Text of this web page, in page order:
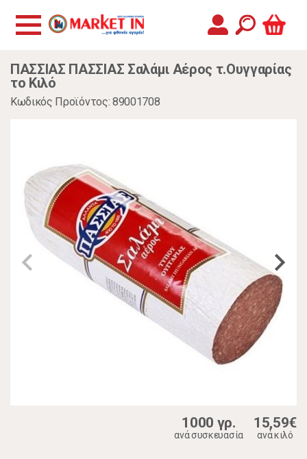
ΠΑΣΣΙΑΣ ΠΑΣΣΙΑΣ Σαλάμι Αέρος τ.Ουγγαρίας
το Κιλό
Κωδικός Προϊόντος: 89001708
1000 γρ.
ανά συσκευασία
15,59€
ανά κιλό